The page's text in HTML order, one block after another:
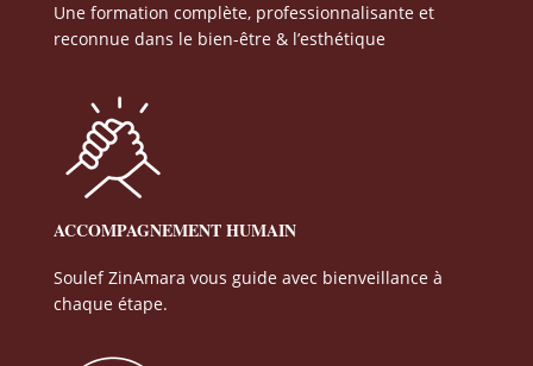
Une formation complète, professionnalisante et
reconnue dans le bien-être & l’esthétique
ACCOMPAGNEMENT HUMAIN
Soulef ZinAmara vous guide avec bienveillance à
chaque étape.